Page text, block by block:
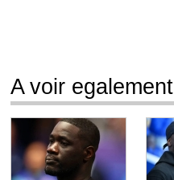
A voir egalement